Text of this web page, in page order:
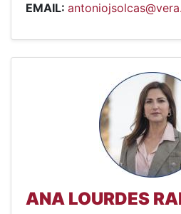
EMAIL:
ANA LOURDES